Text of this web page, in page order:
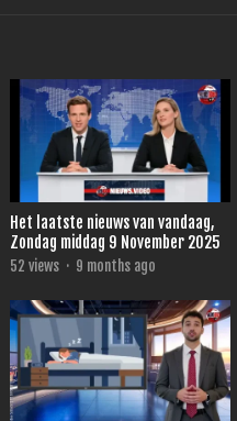
Het laatste nieuws van vandaag,
Zondag middag 9 November 2025
52 views · 9 months ago